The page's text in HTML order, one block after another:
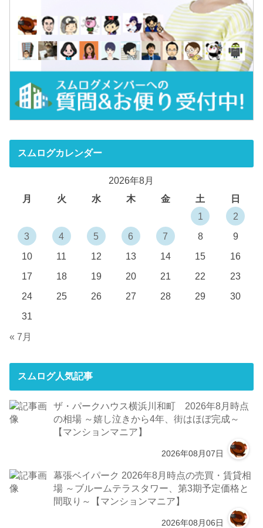
スムログカレンダー
2026年8月
月
火 水 木 金 土
日
1
2
3
4 5 6 7 8
9
10
11 12 13 14 15
16
17
18 19 20 21 22
23
24
25 26 27 28 29
30
31
« 7月
スムログ人気記事
ザ・パークハウス横浜川和町 2026年8月時点
の相場 ～嬉し泣きから4年、街はほぼ完成～
【マンションマニア】
2026年08月07日
幕張ベイパーク 2026年8月時点の売買・賃貸相
場 ～ブルームテラスタワー、第3期予定価格と
間取り～【マンションマニア】
2026年08月06日